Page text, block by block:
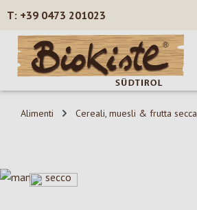
Passa al contenuto principale
+39 0473 201023
Alimenti Cereali, muesli & frutta secca
Salta la galleria di immagini